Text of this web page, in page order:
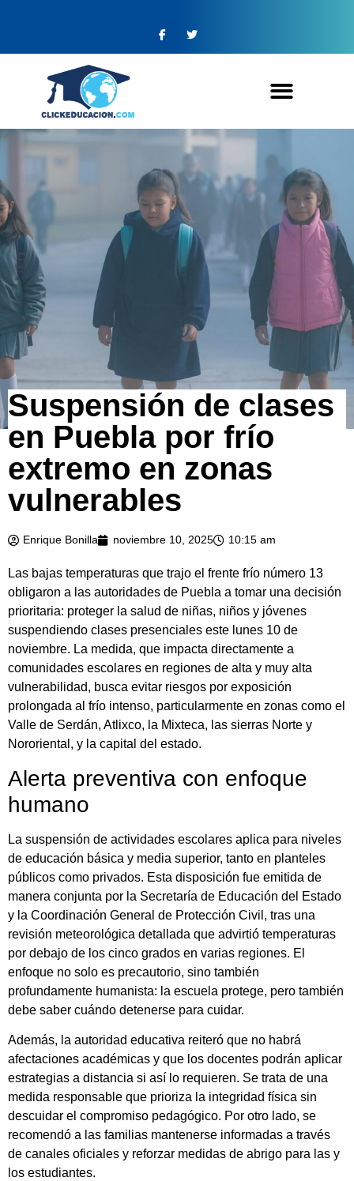
Suspensión de clases
en Puebla por frío
extremo en zonas
vulnerables
Enrique Bonilla noviembre 10, 2025 10:15 am
Las bajas temperaturas que trajo el frente frío número 13
obligaron a las autoridades de Puebla a tomar una decisión
prioritaria: proteger la salud de niñas, niños y jóvenes
suspendiendo clases presenciales este lunes 10 de
noviembre. La medida, que impacta directamente a
comunidades escolares en regiones de alta y muy alta
vulnerabilidad, busca evitar riesgos por exposición
prolongada al frío intenso, particularmente en zonas como el
Valle de Serdán, Atlixco, la Mixteca, las sierras Norte y
Nororiental, y la capital del estado.
Alerta preventiva con enfoque
humano
La suspensión de actividades escolares aplica para niveles
de educación básica y media superior, tanto en planteles
públicos como privados. Esta disposición fue emitida de
manera conjunta por la Secretaría de Educación del Estado
y la Coordinación General de Protección Civil, tras una
revisión meteorológica detallada que advirtió temperaturas
por debajo de los cinco grados en varias regiones. El
enfoque no solo es precautorio, sino también
profundamente humanista: la escuela protege, pero también
debe saber cuándo detenerse para cuidar.
Además, la autoridad educativa reiteró que no habrá
afectaciones académicas y que los docentes podrán aplicar
estrategias a distancia si así lo requieren. Se trata de una
medida responsable que prioriza la integridad física sin
descuidar el compromiso pedagógico. Por otro lado, se
recomendó a las familias mantenerse informadas a través
de canales oficiales y reforzar medidas de abrigo para las y
los estudiantes.